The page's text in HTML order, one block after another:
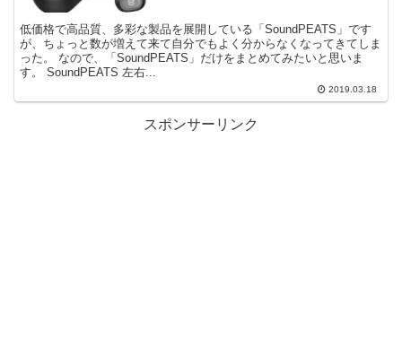
低価格で高品質、多彩な製品を展開している「SoundPEATS」です
が、ちょっと数が増えて来て自分でもよく分からなくなってきてしま
った。 なので、「SoundPEATS」だけをまとめてみたいと思いま
す。 SoundPEATS 左右...
2019.03.18
スポンサーリンク